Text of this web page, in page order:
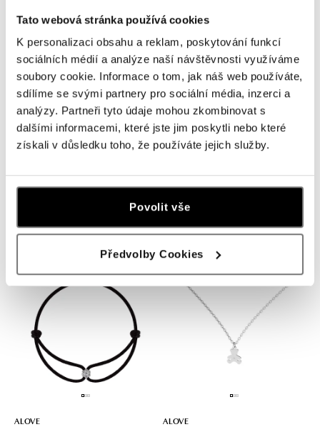
Tato webová stránka používá cookies
K personalizaci obsahu a reklam, poskytování funkcí
sociálních médií a analýze naší návštěvnosti využíváme
soubory cookie. Informace o tom, jak náš web používáte,
sdílíme se svými partnery pro sociální média, inzerci a
analýzy. Partneři tyto údaje mohou zkombinovat s
dalšími informacemi, které jste jim poskytli nebo které
získali v důsledku toho, že používáte jejich služby.
Povolit vše
Předvolby Cookies
ALOVE
Náhrdelník s diamantem
od 7 412 Kč
ALOVE
Náramek s diamantem Diamond
Flower
od 7 436 Kč
ALOVE
ALOVE